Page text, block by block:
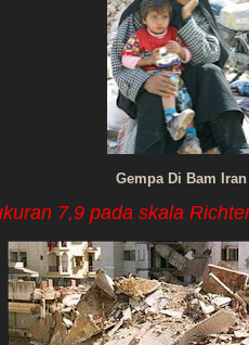
Gempa Di Bam Iran
7,9 pada skala